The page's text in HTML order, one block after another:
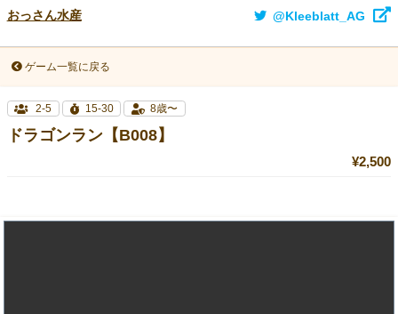
おっさん水産 @Kleeblatt_AG
ゲーム一覧に戻る
2-5 15-30 8歳〜
ドラゴンラン【B008】
¥2,500